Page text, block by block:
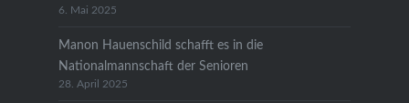
6. Mai 2025
Manon Hauenschild schafft es in die
Nationalmannschaft der Senioren
28. April 2025